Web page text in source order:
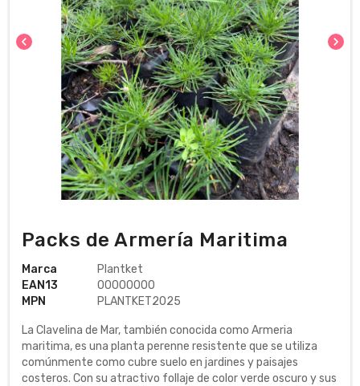
chevron_left chevron_right
Packs de Armería Maritima
Marca
Plantket
EAN13
00000000
MPN
PLANTKET2025
La Clavelina de Mar, también conocida como Armeria
maritima, es una planta perenne resistente que se utiliza
comúnmente como cubre suelo en jardines y paisajes
costeros. Con su atractivo follaje de color verde oscuro y sus